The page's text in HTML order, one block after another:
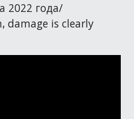
2022 года/
damage is clearly